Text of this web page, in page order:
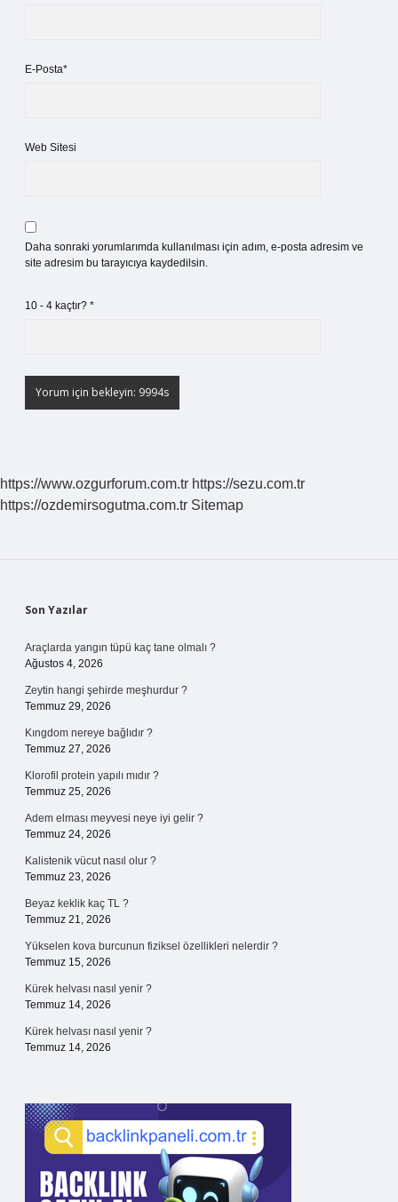
E-Posta*
Web Sitesi
Daha sonraki yorumlarımda kullanılması için adım, e-posta adresim ve
site adresim bu tarayıcıya kaydedilsin.
10 - 4 kaçtır? *
https://www.ozgurforum.com.tr https://sezu.com.tr
https://ozdemirsogutma.com.tr Sitemap
Sidebar
Son Yazılar
Araçlarda yangın tüpü kaç tane olmalı ?
Ağustos 4, 2026
Zeytin hangi şehirde meşhurdur ?
Temmuz 29, 2026
Kıngdom nereye bağlıdır ?
Temmuz 27, 2026
Klorofil protein yapılı mıdır ?
Temmuz 25, 2026
Adem elması meyvesi neye iyi gelir ?
Temmuz 24, 2026
Kalistenik vücut nasıl olur ?
Temmuz 23, 2026
Beyaz keklik kaç TL ?
Temmuz 21, 2026
Yükselen kova burcunun fiziksel özellikleri nelerdir ?
Temmuz 15, 2026
Kürek helvası nasıl yenir ?
Temmuz 14, 2026
Kürek helvası nasıl yenir ?
Temmuz 14, 2026